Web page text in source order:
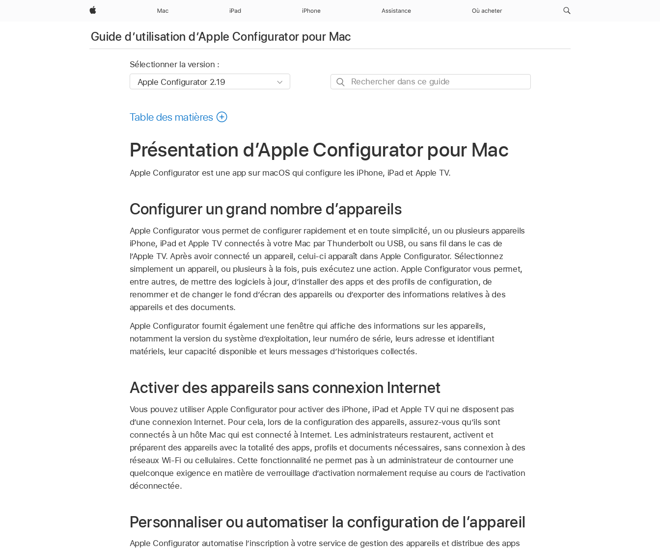
Apple Mac iPad iPhone Assistance Où acheter
Guide d’utilisation d’Apple Configurator pour Mac
Sélectionner la version :
Rechercher
Table des matières
Présentation d’Apple Configurator pour Mac
Apple Configurator est une app sur macOS qui configure les iPhone, iPad et Apple TV.
Configurer un grand nombre d’appareils
Apple Configurator vous permet de configurer rapidement et en toute simplicité, un ou plusieurs appareils
iPhone, iPad et Apple TVconnectés à votre Mac par Thunderbolt ou USB, ou sans fil dans le cas de
l’Apple TV. Après avoir connecté un appareil, celui-ci apparaît dans Apple Configurator. Sélectionnez
simplement un appareil, ou plusieurs à la fois, puis exécutez une action. Apple Configuratorvous permet,
entre autres, de mettre des logiciels à jour, d’installer des apps et des profils de configuration, de
renommer et de changer le fond d’écran des appareils ou d’exporter des informations relatives à des
appareils et des documents.
Apple Configurator fournit également une fenêtre qui affiche des informations sur les appareils,
notamment la version du système d’exploitation, leur numéro de série, leurs adresse et identifiant
matériels, leur capacité disponible et leurs messages d’historiques collectés.
Activer des appareils sans connexion Internet
Vous pouvez utiliser Apple Configuratorpour activer des iPhone, iPad et Apple TVqui ne disposent pas
d’une connexion Internet. Pour cela, lors de la configuration des appareils, assurez-vous qu’ils sont
connectés à un hôte Mac qui est connecté à Internet. Les administrateurs restaurent, activent et
préparent des appareils avec la totalité des apps, profils et documents nécessaires, sans connexion à des
réseaux Wi-Fi ou cellulaires. Cette fonctionnalité ne permet pas à un administrateur de contourner une
quelconque exigence en matière de verrouillage d’activation normalement requise au cours de l’activation
déconnectée.
Personnaliser ou automatiser la configuration de l’appareil
Apple Configurator automatise l’inscription à votre service de gestion des appareils et distribue des apps